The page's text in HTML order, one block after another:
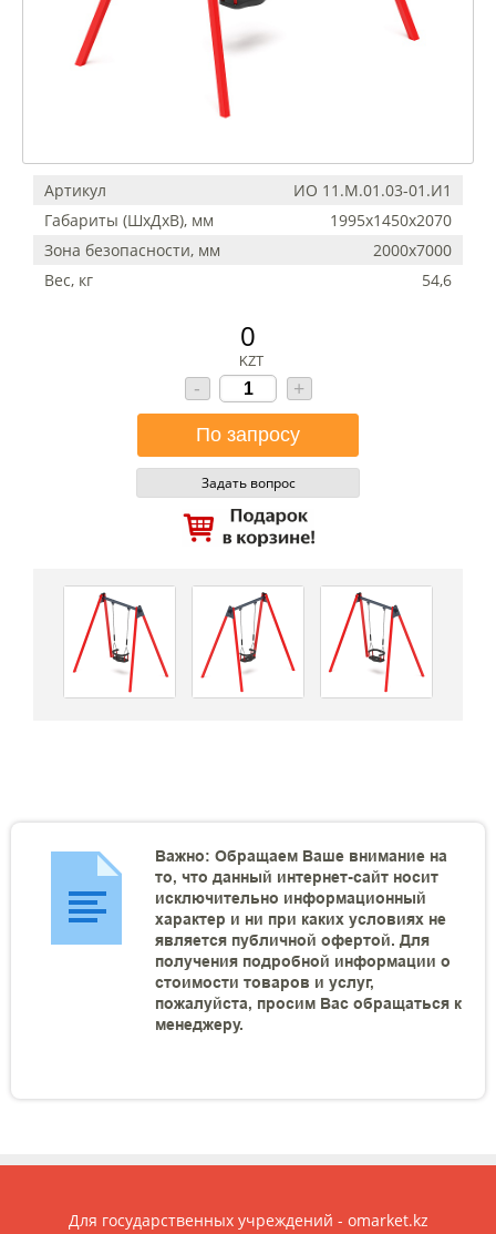
Артикул
ИО 11.М.01.03-01.И1
Габариты (ШхДхВ), мм
1995х1450х2070
Зона безопасности, мм
2000х7000
Вес, кг
54,6
0
KZT
- +
Задать вопрос
Важно: Обращаем Ваше внимание на
то, что данный интернет-сайт носит
исключительно информационный
характер и ни при каких условиях не
является публичной офертой. Для
получения подробной информации о
стоимости товаров и услуг,
пожалуйста, просим Вас обращаться к
менеджеру.
Для государственных учреждений - omarket.kz